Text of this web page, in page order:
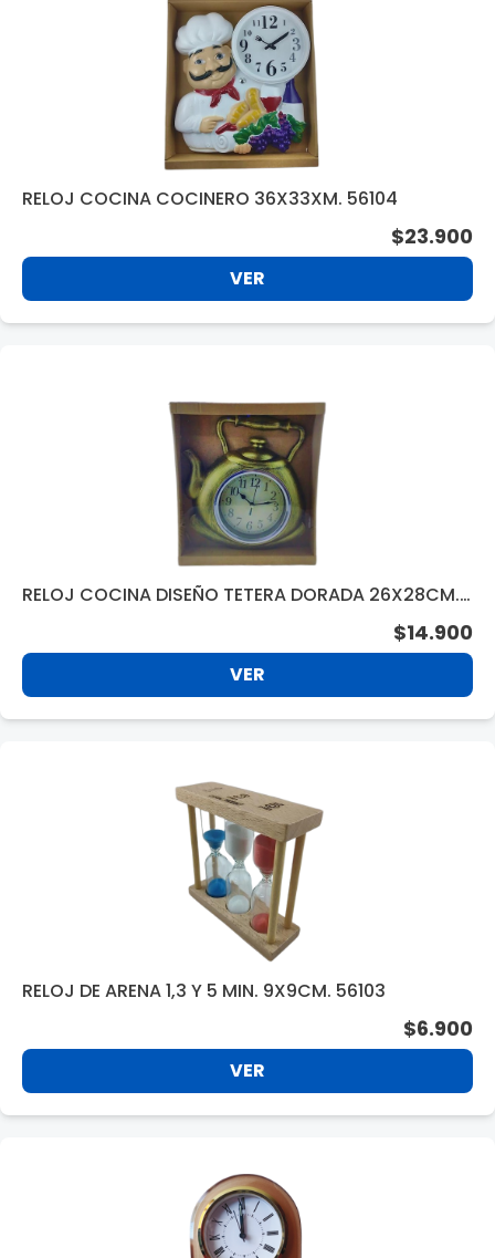
RELOJ COCINA COCINERO 36X33XM. 56104
$23.900
VER
RELOJ COCINA DISEÑO TETERA DORADA 26X28CM.
$14.900
VER
RELOJ DE ARENA 1,3 Y 5 MIN. 9X9CM. 56103
$6.900
VER